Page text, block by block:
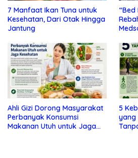
7 Manfaat Ikan Tuna untuk
Kesehatan, Dari Otak Hingga
Jantung
Ahli Gizi Dorong Masyarakat
Perbanyak Konsumsi
Makanan Utuh untuk Jaga
5
yang